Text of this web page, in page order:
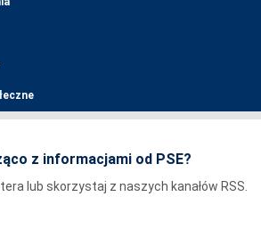
z informacjami od PSE?
lub skorzystaj z naszych kanałów RSS.